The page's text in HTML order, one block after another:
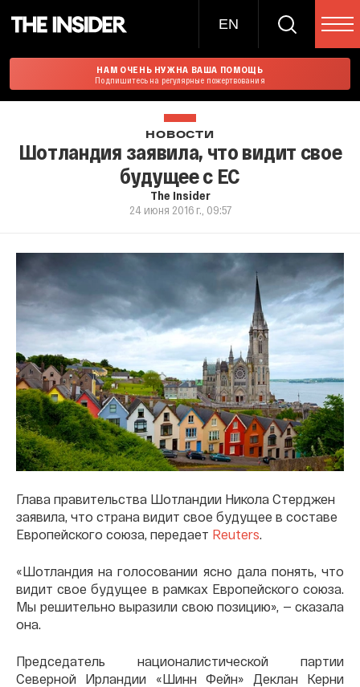
EN
НАМ ОЧЕНЬ НУЖНА ВАША ПОМОЩЬ
Подпишитесь на регулярные пожертвования
НОВОСТИ
Шотландия заявила, что видит свое
будущее с ЕС
The Insider
24 июня 2016 г., 09:57
Глава правительства Шотландии Никола Стерджен
заявила, что страна видит свое будущее в составе
Европейского союза, передает Reuters.
«Шотландия на голосовании ясно дала понять, что
видит свое будущее в рамках Европейского союза.
Мы решительно выразили свою позицию», — сказала
она.
Председатель националистической партии
Северной Ирландии «Шинн Фейн» Деклан Керни